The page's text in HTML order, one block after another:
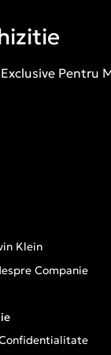
Pentru
Klein
Companie